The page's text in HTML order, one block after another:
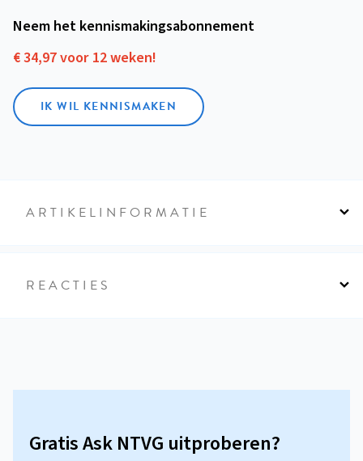
Neem het kennismakings­abonnement
€ 34,97 voor 12 weken!
IK WIL KENNISMAKEN
ARTIKELINFORMATIE
REACTIES
Gratis Ask NTVG uitproberen?